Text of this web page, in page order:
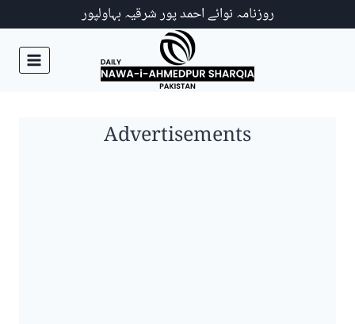
روزنامہ نوائے احمد پور شرقیہ بہاولپور
Advertisements